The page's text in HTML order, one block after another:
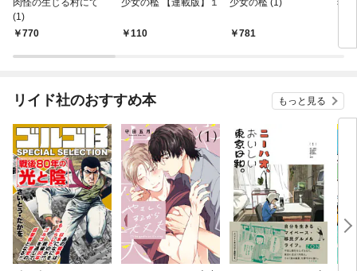
肉怪の生じる村にて
(1)
770
少女の檻 【連載版】１
110
少女の檻 (1)
781
狂
リイド社のおすすめ本 もっと見る